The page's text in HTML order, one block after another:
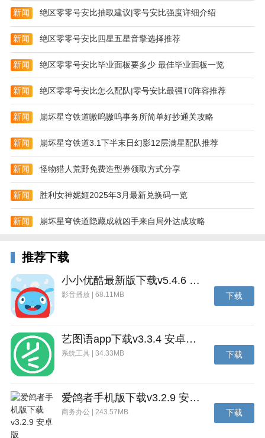
放置奇兵vivo手游特色
1.激情无限的公会
挑战强力的公会boss！
与其他公会竞争浮空岛的所有权！
与其他玩家组建一个最强公会，打造一个传奇的公会！
加入竞技场，与来自世界各地的广大玩家PK！
向排行榜和最高荣耀发起猛攻，赢取强大的战利品！
派出你的英雄小队，你的英雄将为你自动战斗！
轻松等待即可获得史诗装备和传奇英雄！
即使离线也一样获得丰厚的奖励！
4.丰富的游戏内容
幻境之塔、竞技场、公会！
无尽的精彩内容等你来体验！
新闻 绝区零零号安比抽取建议|零号安比强度详细介绍
新闻 绝区零零号安比四星五星音擎选择推荐
新闻 绝区零零号安比毕业面板要多少 最佳毕业面板一览
新闻 绝区零零号安比怎么配队|零号安比最强T0阵容推荐
新闻 崩坏星穹铁道嗷呜嗷呜事务所简单好抄通关攻略
新闻 崩坏星穹铁道3.1下半末日幻影12层满星配队推荐
新闻 怪物猎人荒野免费造型券领取方式分享
新闻 胜利女神妮姬2025年3月最新兑换码一览
新闻 崩坏星穹铁道隐藏成就凶手来自局外达成攻略
推荐下载
小小优酷最新版下载v5.4.6 安卓官方版
影音播放 | 68.11MB 下载
艺图语app下载v3.3.4 安卓免费版
系统工具 | 34.33MB 下载
爱鸽者手机版下载v3.2.9 安卓版
商务办公 | 243.57MB 下载